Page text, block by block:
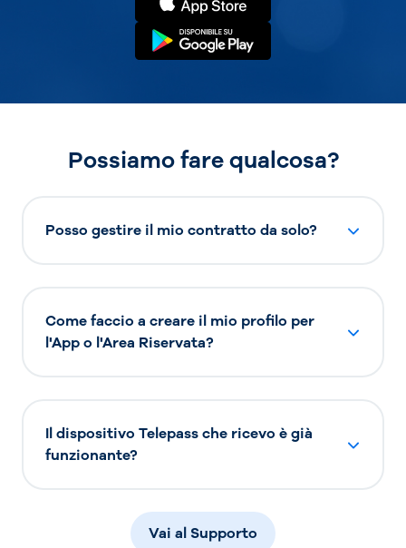
Possiamo fare qualcosa?
Posso gestire il mio contratto da solo?
Come faccio a creare il mio profilo per
l'App o l'Area Riservata?
Il dispositivo Telepass che ricevo è già
funzionante?
Vai al Supporto